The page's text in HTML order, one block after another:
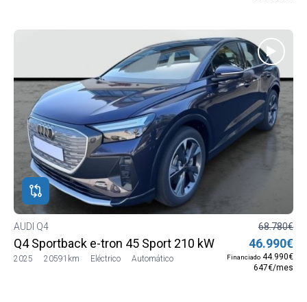
AUDI Q4
Q4 Sportback e-tron 45 Sport 210 kW (285 CV) quattro
2025 20591km Eléctrico Automático
68.780€
46.990€
Financiado 44.990€
647€/mes